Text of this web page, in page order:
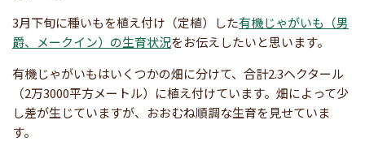
3月下旬に種いもを植え付け（定植）した有機じゃがいも（男
爵、メークイン）の生育状況をお伝えしたいと思います。
有機じゃがいもはいくつかの畑に分けて、合計2.3ヘクタール
（2万3000平方メートル）に植え付けています。畑によって少
し差が生じていますが、おおむね順調な生育を見せていま
す。